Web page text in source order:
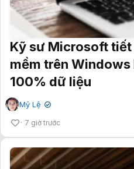
Kỹ sư Microsoft
mềm trên
100% dữ liệu
Mỹ Lệ ✔
7 giờ trước